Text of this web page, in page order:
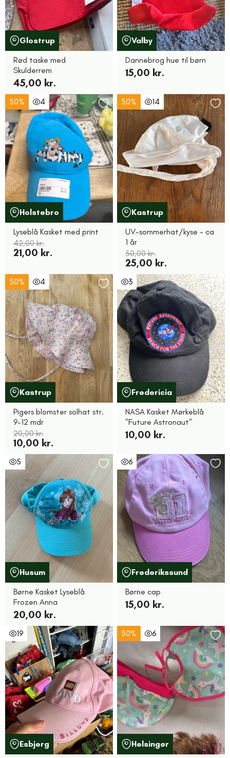
Glostrup
Rød taske med
Skulderrem
45,00 kr.
Valby
Dannebrog hue til børn
15,00 kr.
50% 4
Holstebro
Lyseblå Kasket med print
42,00 kr.
21,00 kr.
50% 14
Kastrup
UV-sommerhat/kyse - ca
1 år
50,00 kr.
25,00 kr.
50% 4
Kastrup
Pigers blomster solhat str.
9-12 mdr
20,00 kr.
10,00 kr.
3
Fredericia
NASA Kasket Mørkeblå
"Future Astronaut"
10,00 kr.
5
Husum
Børne Kasket Lyseblå
Frozen Anna
20,00 kr.
6
Frederikssund
Børne cap
15,00 kr.
19
Esbjerg
50% 6
Helsingør